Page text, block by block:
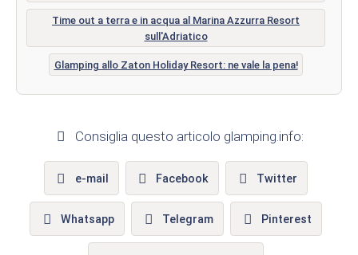
Time out a terra e in acqua al Marina Azzurra Resort
sull'Adriatico
Glamping allo Zaton Holiday Resort: ne vale la pena!
Consiglia questo articolo glamping.info:
e-mail Facebook Twitter
Whatsapp Telegram Pinterest